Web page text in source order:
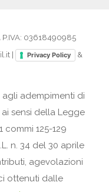
P.IVA: 03618490985
|
Privacy Policy &
agli adempimenti di
sensi della Legge
commi 125-129
n. 34 del 30 aprile
agevolazioni
ottenuti dalle